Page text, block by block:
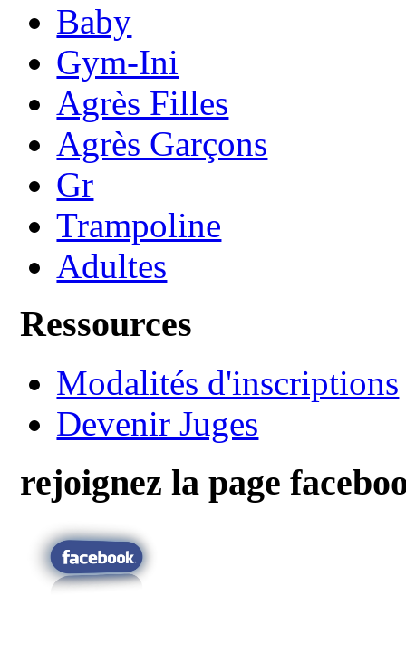
Baby
Gym-Ini
Agrès Filles
Agrès Garçons
Gr
Trampoline
Adultes
Ressources
Modalités d'inscriptions
Devenir Juges
rejoignez la page